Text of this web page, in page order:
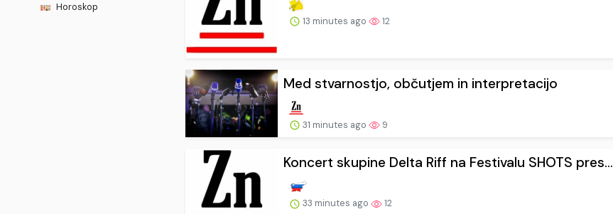
Horoskop
13 minutes ago 12
Med stvarnostjo, občutjem in interpretacijo
31 minutes ago 9
Koncert skupine Delta Riff na Festivalu SHOTS pres...
33 minutes ago 12